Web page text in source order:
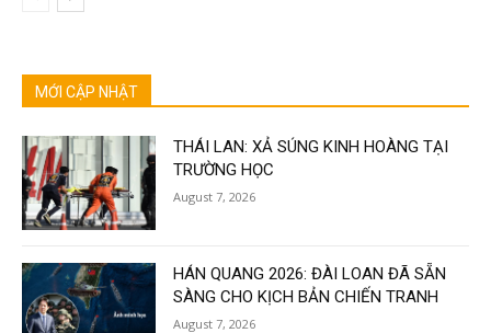
MỚI CẬP NHẬT
THÁI LAN: XẢ SÚNG KINH HOÀNG TẠI
TRƯỜNG HỌC
August 7, 2026
HÁN QUANG 2026: ĐÀI LOAN ĐÃ SẴN
SÀNG CHO KỊCH BẢN CHIẾN TRANH
August 7, 2026